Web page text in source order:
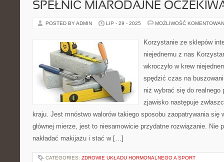
SPEŁNIĆ MIARODAJNE
POSTED BY ADMIN LIP - 29 - 2025 MOŻLIWOŚĆ
Korzystanie ze sklepów
niejednemu z nas
wkroczyło w krew
spędzić czas na
niż wybrać się do realnego
zjawisko następuje
kraju. Jest mnóstwo walorów takiego sposobu zaopatrywania się
głównej mierze, jest to niesamowicie przydatne rozwiązanie. Nie
nakładać makijażu i stać w […]
CATEGORIES: ZDROWIE UKŁADU HORMONALNEGO A SPORT